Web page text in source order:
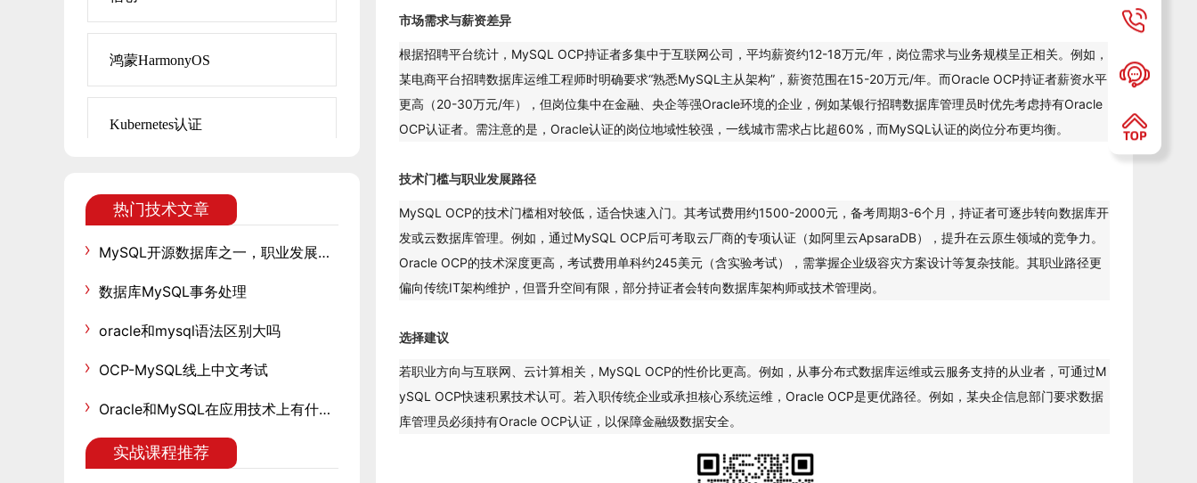
鸿蒙HarmonyOS
Kubernetes认证
热门技术文章
MySQL开源数据库之一，职业发展与技术进阶指南
数据库MySQL事务处理
oracle和mysql语法区别大吗
OCP-MySQL线上中文考试
Oracle和MySQL在应用技术上有什么区别？
实战课程推荐
市场需求与薪资差异
根据招聘平台统计，MySQL OCP持证者多集中于互联网公司，平均薪资约12-18万元/年，岗位需求与业务规模呈正相关。例如，
某电商平台招聘数据库运维工程师时明确要求“熟悉MySQL主从架构”，薪资范围在15-20万元/年。而Oracle OCP持证者薪资水平
更高（20-30万元/年），但岗位集中在金融、央企等强Oracle环境的企业，例如某银行招聘数据库管理员时优先考虑持有Oracle
OCP认证者。需注意的是，Oracle认证的岗位地域性较强，一线城市需求占比超60%，而MySQL认证的岗位分布更均衡。
技术门槛与职业发展路径
MySQL OCP的技术门槛相对较低，适合快速入门。其考试费用约1500-2000元，备考周期3-6个月，持证者可逐步转向数据库开
发或云数据库管理。例如，通过MySQL OCP后可考取云厂商的专项认证（如阿里云ApsaraDB），提升在云原生领域的竞争力。
Oracle OCP的技术深度更高，考试费用单科约245美元（含实验考试），需掌握企业级容灾方案设计等复杂技能。其职业路径更
偏向传统IT架构维护，但晋升空间有限，部分持证者会转向数据库架构师或技术管理岗。
选择建议
若职业方向与互联网、云计算相关，MySQL OCP的性价比更高。例如，从事分布式数据库运维或云服务支持的从业者，可通过M
ySQL OCP快速积累技术认可。若入职传统企业或承担核心系统运维，Oracle OCP是更优路径。例如，某央企信息部门要求数据
库管理员必须持有Oracle OCP认证，以保障金融级数据安全。